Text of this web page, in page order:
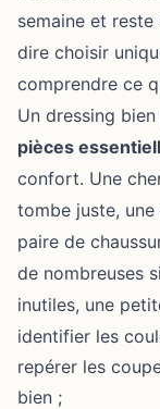
semaine et
dire choisir
comprendre ce
Un dressing
pièces
confort. Une
tombe juste,
paire de
de nombreuses
inutiles, une
identifier les
repérer les
bien ;